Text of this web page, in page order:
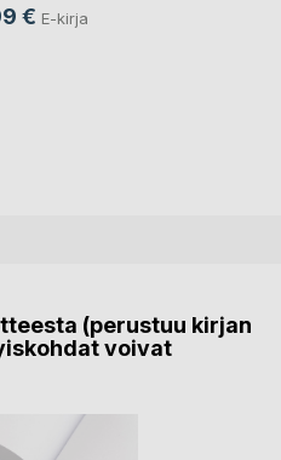
€ E-kirja
(perustuu kirjan
voivat